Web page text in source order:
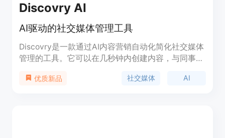
Discovry AI
AI驱动的社交媒体管理工具
Discovry是一款通过AI内容营销自动化简化社交媒体
管理的工具。它可以在几秒钟内创建内容，与同事进
流程集中到一个地方。
优质新品 社交媒体 AI